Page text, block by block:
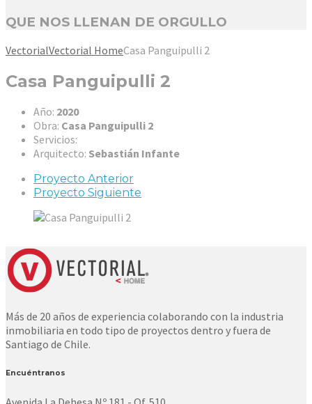
QUE NOS LLENAN DE ORGULLO
VectorialVectorial HomeCasa Panguipulli 2
Casa Panguipulli 2
Año: 2020
Obra: Casa Panguipulli 2
Servicios:
Arquitecto: Sebastián Infante
Proyecto Anterior
Proyecto Siguiente
Más de 20 años de experiencia colaborando con la industria
inmobiliaria en todo tipo de proyectos dentro y fuera de
Santiago de Chile.
Encuéntranos